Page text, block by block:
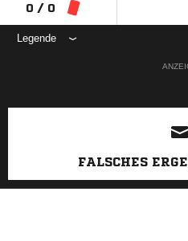
0 / 0
Legende
FALSCHES